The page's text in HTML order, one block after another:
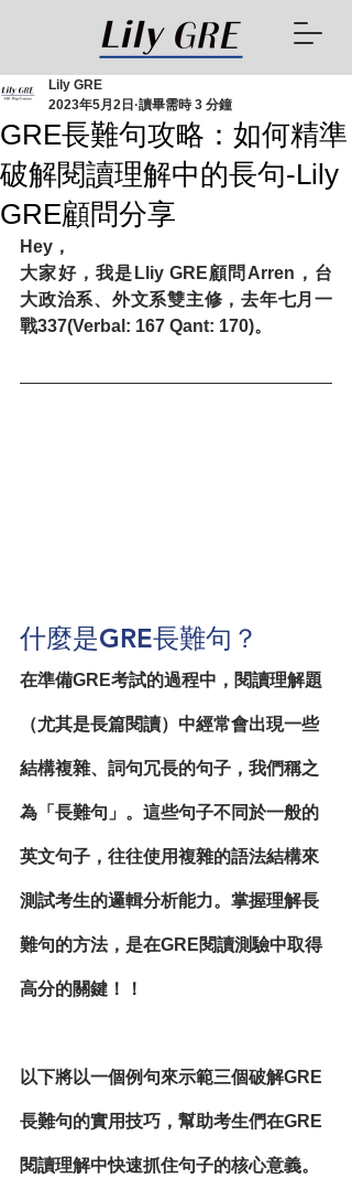
GRE長難句攻略：如何精準
破解閱讀理解中的長句-Lily
GRE顧問分享
Lily GRE
2023年5月2日 讀畢需時 3 分鐘
Hey，
大家好，我是Lliy GRE顧問Arren，台
大政治系、外文系雙主修，去年七月一
戰337(Verbal: 167 Qant: 170)。
什麼是GRE長難句？
在準備GRE考試的過程中，閱讀理解題
（尤其是長篇閱讀）中經常會出現一些
結構複雜、詞句冗長的句子，我們稱之
為「長難句」。這些句子不同於一般的
英文句子，往往使用複雜的語法結構來
測試考生的邏輯分析能力。掌握理解長
難句的方法，是在GRE閱讀測驗中取得
高分的關鍵！！
以下將以一個例句來示範三個破解GRE
長難句的實用技巧，幫助考生們在GRE
閱讀理解中快速抓住句子的核心意義。